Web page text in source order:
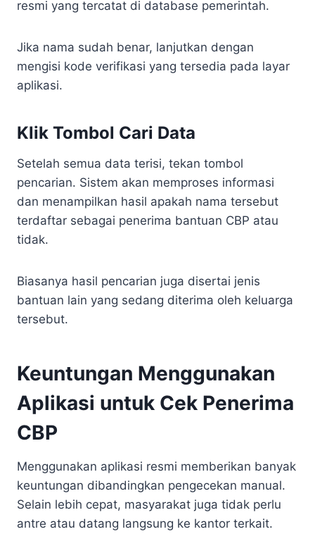
resmi yang tercatat di database pemerintah.
Jika nama sudah benar, lanjutkan dengan
mengisi kode verifikasi yang tersedia pada layar
aplikasi.
Klik Tombol Cari Data
Setelah semua data terisi, tekan tombol
pencarian. Sistem akan memproses informasi
dan menampilkan hasil apakah nama tersebut
terdaftar sebagai penerima bantuan CBP atau
tidak.
Biasanya hasil pencarian juga disertai jenis
bantuan lain yang sedang diterima oleh keluarga
tersebut.
Keuntungan Menggunakan
Aplikasi untuk Cek Penerima
CBP
Menggunakan aplikasi resmi memberikan banyak
keuntungan dibandingkan pengecekan manual.
Selain lebih cepat, masyarakat juga tidak perlu
antre atau datang langsung ke kantor terkait.